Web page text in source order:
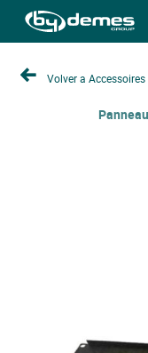
Volver a Accessoires